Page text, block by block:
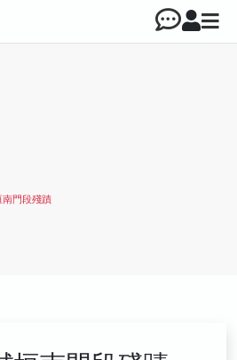
門段殘蹟